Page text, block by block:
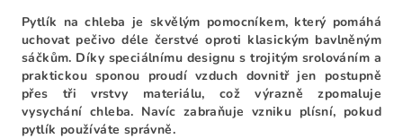
Pytlík na chleba je skvělým pomocníkem, který pomáhá
uchovat pečivo déle čerstvé oproti klasickým bavlněným
sáčkům. Díky speciálnímu designu s trojitým srolováním a
praktickou sponou proudí vzduch dovnitř jen postupně
přes tři vrstvy materiálu, což výrazně zpomaluje
vysychání chleba. Navíc zabraňuje vzniku plísní, pokud
pytlík používáte správně.